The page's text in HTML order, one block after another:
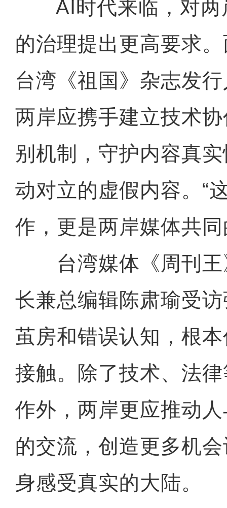
AI时代来临，对两
的治理提出更高要求
台湾《祖国》杂志发
两岸应携手建立技术
别机制，守护内容真
动对立的虚假内容。“
作，更是两岸媒体共同
台湾媒体《周刊王
长兼总编辑陈肃瑜受
茧房和错误认知，根
接触。除了技术、法
作外，两岸更应推动
的交流，创造更多机
身感受真实的大陆。